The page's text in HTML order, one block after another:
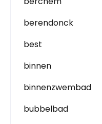
berendonck
best
binnen
binnenzwembad
bubbelbad